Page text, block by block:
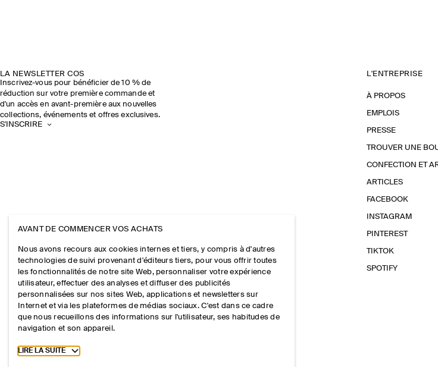
LA NEWSLETTER COS
Inscrivez-vous pour bénéficier de 10 % de
réduction sur votre première commande et
d'un accès en avant-première aux nouvelles
collections, événements et offres exclusives.
S'INSCRIRE
L'ENTREPRISE
À PROPOS
EMPLOIS
PRESSE
TROUVER UNE
CONFECTION ET
ARTICLES
FACEBOOK
INSTAGRAM
PINTEREST
TIKTOK
SPOTIFY
AVANT DE COMMENCER VOS ACHATS
Nous avons recours aux cookies internes et tiers, y compris à d'autres
technologies de suivi provenant d'éditeurs tiers, pour vous offrir toutes
les fonctionnalités de notre site Web, personnaliser votre expérience
utilisateur, effectuer des analyses et diffuser des publicités
personnalisées sur nos sites Web, applications et newsletters sur
Internet et via les plateformes de médias sociaux. C'est dans ce cadre
que nous recueillons des informations sur l'utilisateur, ses habitudes de
navigation et son appareil.
Toggle more cookie information
LIRE LA SUITE